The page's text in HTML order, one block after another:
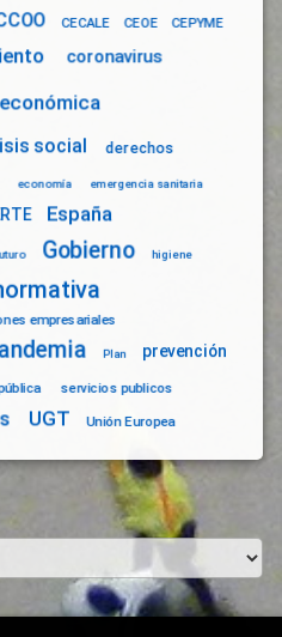
CECALE CEOE CEPYME
coronavirus
social derechos
economía emergencia sanitaria
España
Gobierno higiene
empresariales
Plan prevención
servicios publicos
UGT Unión Europea